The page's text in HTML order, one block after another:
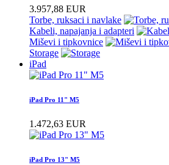
3.957,88 EUR
Torbe, ruksaci i navlake
Kabeli, napajanja i adapteri
Miševi i tipkovnice
Storage
iPad
iPad Pro 11" M5
1.472,63 EUR
iPad Pro 13" M5